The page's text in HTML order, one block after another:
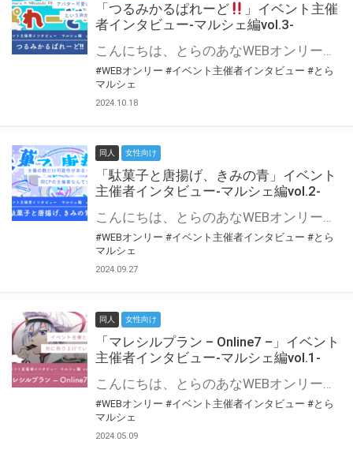
「つるみかるぱれーど
」イベント主催
者インタビュー-マルシェ編vol.3-
こんにちは、とらのあなWEBオンリー運営スタッフです。 新たにお届けする、イベント主催者インタビュー-マルシェ編-は、 とらのあなWEBオンリー「マルシェ」をご利用した主催様に 「マルシェ」を使って開催した感想や心がけをお聞きする企画です。 今回は、WEBオンリー初開催「つるみかるぱれーど
#WEBオンリー #イベント主催者インタビュー #とら
マルシェ
2024.10.18
同人 女性向け
「駄菓子と唐揚げ、きみの青」イベント
主催者インタビュー-マルシェ編vol.2-
こんにちは、とらのあなWEBオンリー運営スタッフです。 新たにお届けする、イベント主催者インタビュー-マルシェ編-は、 とらのあなWEBオンリー「マルシェ」をご利用の主催様に 「マルシェ」を使ってイベントを開催した感想や心がけをお聞きする企画です。 今回は、WEBオンリー初開催「駄菓子と唐揚げ、きみの青」より、 主催のぎこ六屋様にお話を伺いました。 協力：ぎこ六屋様／イベント公式Twitter（@krkgwks） とらのあなWEBオンリー「マルシェ」とは？ WEBオンリーでリアルタイムでコミュニケーションがとれるオンライン会場です。
#WEBオンリー #イベント主催者インタビュー #とら
マルシェ
2024.09.27
同人 女性向け
「マレシルプラン – Online7 –」イベント
主催者インタビュー-マルシェ編vol.1-
こんにちは、とらのあなWEBオンリー運営スタッフです。 新たにお届けする、イベント主催者インタビュー-マルシェ編-は、 とらのあなWEBオンリー「マルシェ」をご利用した主催様に 「マルシェ」を使って開催した感想や心がけをお聞きする企画です。 今回は、WEBオンリー開催7回目迎えた「マレシルプラン – Online7 –」より、 主催の玉川うた様にお話を伺いました。 ▼マレシルプランのインタビュー前回記事 「イベント主催者インタビュー vol.6」はこちら 協力：玉川うた様（マレシルプラン実行委員会 代表）／イベント公式Twitter（@mallesil_plan） とらのあなWEBオンリー「マルシェ」とは？ WEBオンリーでリアルタイムでコミュニケーションがとれるオンライン会場です。
#WEBオンリー #イベント主催者インタビュー #とら
マルシェ
2024.05.09